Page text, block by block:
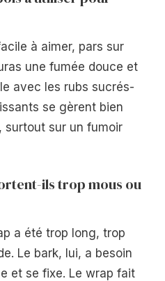
à aimer, pars sur
une fumée douce et
avec les rubs sucrés-
se gèrent bien
surtout sur un fumoir
ils trop mous ou
a été trop long, trop
Le bark, lui, a besoin
et se fixe. Le wrap fait